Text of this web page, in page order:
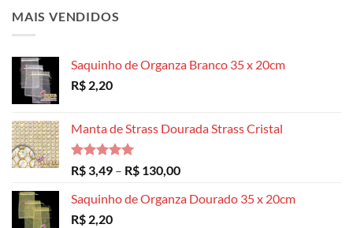
MAIS VENDIDOS
Saquinho de Organza Branco 35 x 20cm
R$ 2,20
Manta de Strass Dourada Strass Cristal
Avaliação
5.00
de 5
R$ 3,49 – R$ 130,00Faixa
preço:
Saquinho de Organza Dourado 35 x 20cm
R$ 2,20